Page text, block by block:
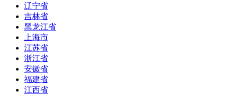
辽宁省
吉林省
黑龙江省
上海市
江苏省
浙江省
安徽省
福建省
江西省